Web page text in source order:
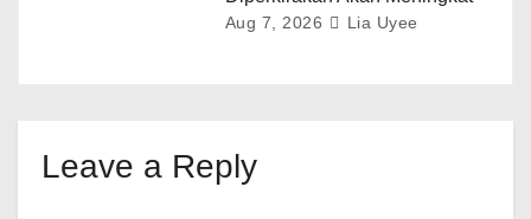
Aug 7, 2026 Lia Uyee
Leave a Reply